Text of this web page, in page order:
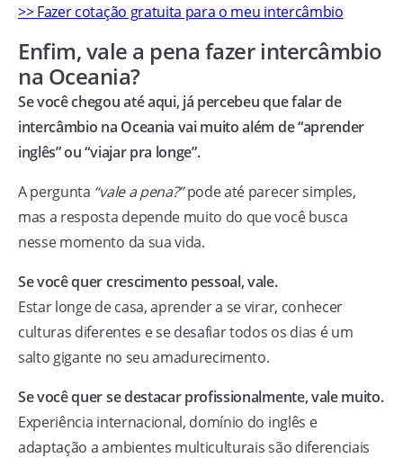
>> Fazer cotação gratuita para o meu intercâmbio
Enfim, vale a pena fazer intercâmbio
na Oceania?
Se você chegou até aqui, já percebeu que falar de
intercâmbio na Oceania vai muito além de “aprender
inglês” ou “viajar pra longe”.
A pergunta “vale a pena?”pode até parecer simples,
mas a resposta depende muito do que você busca
nesse momento da sua vida.
Se você quer crescimento pessoal, vale.
Estar longe de casa, aprender a se virar, conhecer
culturas diferentes e se desafiar todos os dias é um
salto gigante no seu amadurecimento.
Se você quer se destacar profissionalmente, vale muito.
Experiência internacional, domínio do inglês e
adaptação a ambientes multiculturais são diferenciais